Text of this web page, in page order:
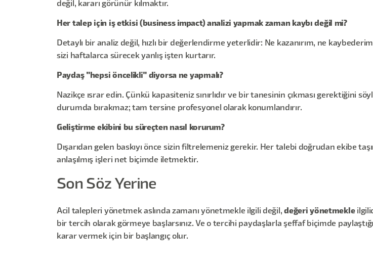
değil, kararı görünür kılmaktır.
Her talep için iş etkisi (business impact) analizi yapmak zaman kaybı değil mi?
Detaylı bir analiz değil, hızlı bir değerlendirme yeterlidir: Ne kazanırım, ne
sizi haftalarca sürecek yanlış işten kurtarır.
Paydaş "hepsi öncelikli" diyorsa ne yapmalı?
Nazikçe ısrar edin. Çünkü kapasiteniz sınırlıdır ve bir tanesinin çıkması gerektiğini
durumda bırakmaz; tam tersine profesyonel olarak konumlandırır.
Geliştirme ekibini bu süreçten nasıl korurum?
Dışarıdan gelen baskıyı önce sizin filtrelemeniz gerekir. Her talebi doğrudan ekibe
anlaşılmış işleri net biçimde iletmektir.
Son Söz Yerine
Acil talepleri yönetmek aslında zamanı yönetmekle ilgili değil,değeri yönetmekle
bir tercih olarak görmeye başlarsınız. Ve o tercihi paydaşlarla şeffaf biçimde
karar vermek için bir başlangıç olur.